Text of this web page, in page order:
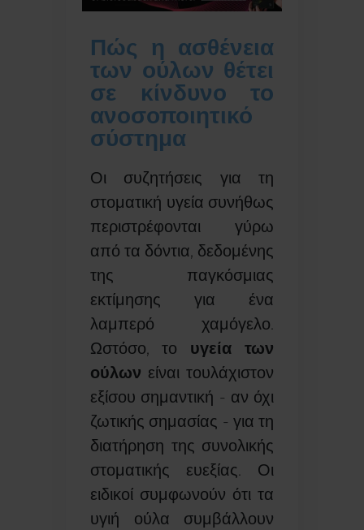
Πώς η ασθένεια
των ούλων θέτει
σε κίνδυνο το
ανοσοποιητικό
σύστημα
Οι συζητήσεις για τη
στοματική υγεία συνήθως
περιστρέφονται γύρω
από τα δόντια, δεδομένης
της παγκόσμιας
εκτίμησης για ένα
λαμπερό χαμόγελο.
Ωστόσο, το υγεία των
ούλων είναι τουλάχιστον
εξίσου σημαντική - αν όχι
ζωτικής σημασίας - για τη
διατήρηση της συνολικής
στοματικής ευεξίας. Οι
ειδικοί συμφωνούν ότι τα
υγιή ούλα συμβάλλουν